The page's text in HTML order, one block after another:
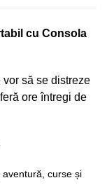
cu Consola
să se distreze
ore întregi de
aventură, curse și